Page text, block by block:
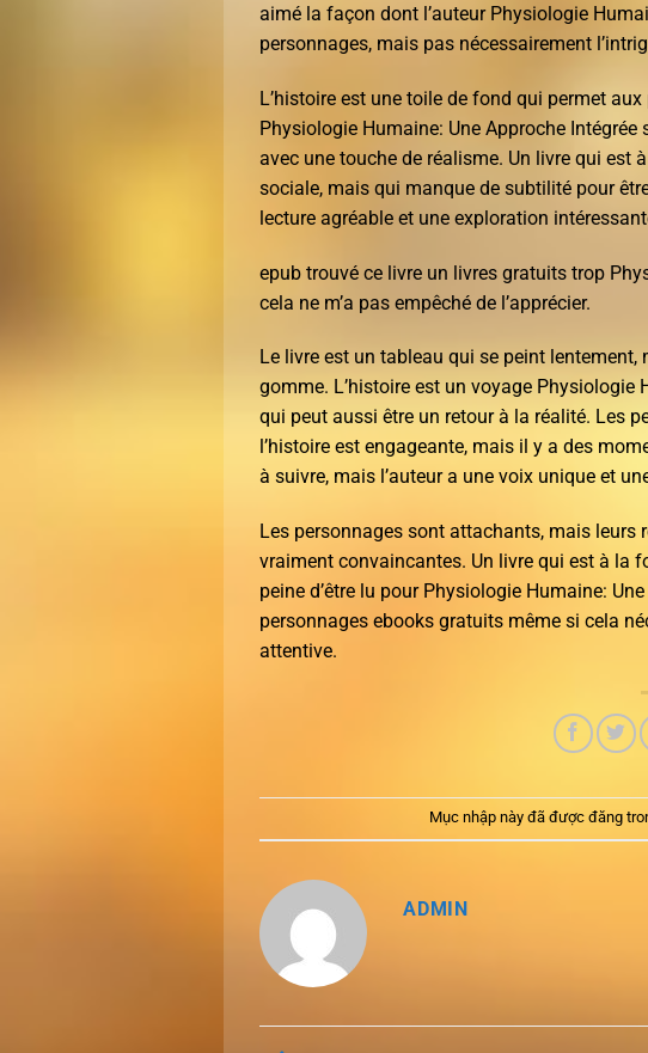
aimé la façon dont l’auteur Physiologie
personnages, mais pas nécessairement
L’histoire est une toile de fond qui permet
Physiologie Humaine: Une Approche
avec une touche de réalisme. Un livre qui est
sociale, mais qui manque de subtilité pour
lecture agréable et une exploration
epub trouvé ce livre un livres gratuits trop
cela ne m’a pas empêché de l’apprécier.
Le livre est un tableau qui se peint
gomme. L’histoire est un voyage Physiologie
qui peut aussi être un retour à la réalité. Les
l’histoire est engageante, mais il y a des
à suivre, mais l’auteur a une voix unique et
Les personnages sont attachants, mais
vraiment convaincantes. Un livre qui est à la
peine d’être lu pour Physiologie Humaine:
personnages ebooks gratuits même si cela
attentive.
Mục nhập này đã được đăng
ADMIN